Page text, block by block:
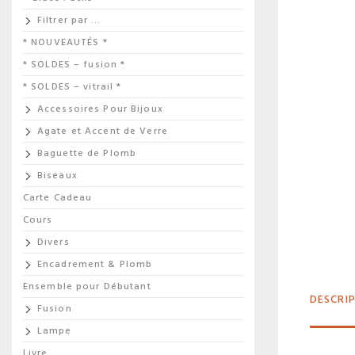
Filtrer par …
* NOUVEAUTÉS *
* SOLDES – fusion *
* SOLDES – vitrail *
Accessoires Pour Bijoux
Agate et Accent de Verre
Baguette de Plomb
Biseaux
Carte Cadeau
Cours
Divers
Encadrement & Plomb
Ensemble pour Débutant
Fusion
Lampe